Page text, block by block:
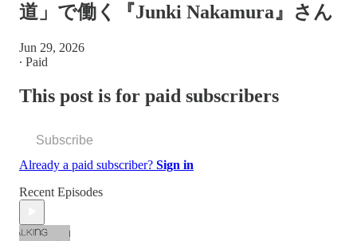
道」で働く『Junki Nakamura』さん
Jun 29, 2026
∙ Paid
This post is for paid subscribers
Subscribe
Already a paid subscriber? Sign in
Recent Episodes